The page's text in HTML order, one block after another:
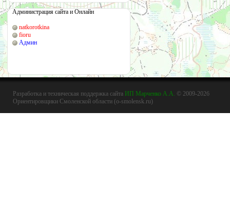
Администрация сайта и Онлайн
natkorotkina
fioru
Админ
Разработка и техническая поддержка сайта ИП Марченко А.А. © 2009-2026
Ориентировщики Смоленской области (o-smolensk.ru)